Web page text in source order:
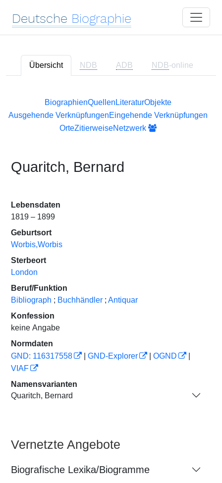
Deutsche Biographie
Übersicht NDB ADB NDB-online
BiographienQuellen LiteraturObjekte
Ausgehende VerknüpfungenEingehende Verknüpfungen
OrteZitierweiseNetzwerk
Quaritch, Bernard
Lebensdaten
1819 – 1899
Geburtsort
Worbis,Worbis
Sterbeort
London
Beruf/Funktion
Bibliograph ; Buchhändler ; Antiquar
Konfession
keine Angabe
Normdaten
GND: 116317558
GND-Explorer OGND
VIAF
Namensvarianten
Quaritch, Bernard
Vernetzte Angebote
Biografische Lexika/Biogramme